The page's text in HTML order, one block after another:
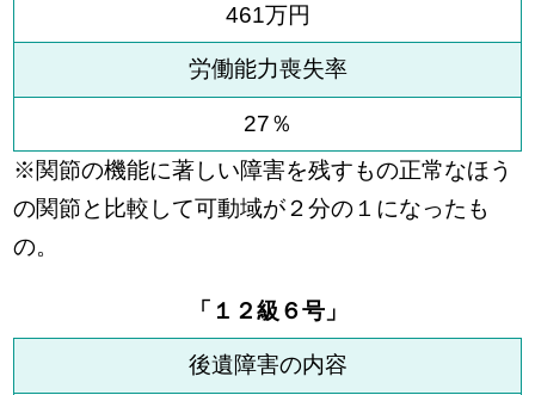
461万円
労働能力喪失率
27％
※関節の機能に著しい障害を残すもの正常なほう
の関節と比較して可動域が２分の１になったも
の。
「１２級６号」
後遺障害の内容